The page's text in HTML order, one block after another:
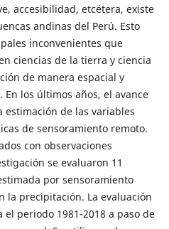
accesibilidad, etcétera, existe
andinas del Perú. Esto
inconvenientes que
ciencias de la tierra y ciencia
de manera espacial y
los últimos años, el avance
de las variables
de sensoramiento remoto.
con observaciones
se evaluaron 11
por sensoramiento
la precipitación. La evaluación
el periodo 1981-2018 a paso de